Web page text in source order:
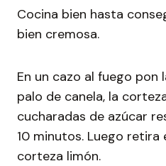
Cocina bien hasta
bien cremosa.
En un cazo al fuego pon
palo de canela, la
cucharadas de azúcar
10 minutos. Luego retira
corteza limón.